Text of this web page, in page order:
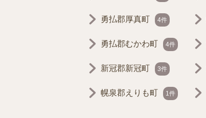
勇払郡厚真町 4件
勇払郡むかわ町 4件
新冠郡新冠町 3件
幌泉郡えりも町 1件